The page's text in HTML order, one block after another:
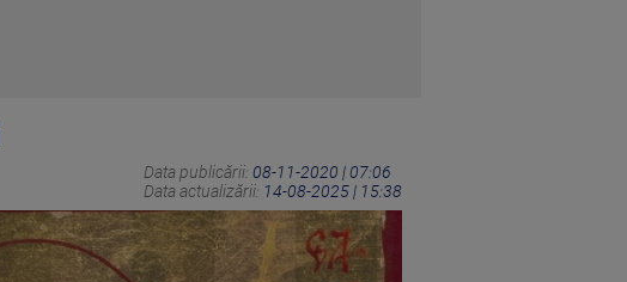
Data publicării: 08-11-2020 | 07:06
Data actualizării: 14-08-2025 | 15:38